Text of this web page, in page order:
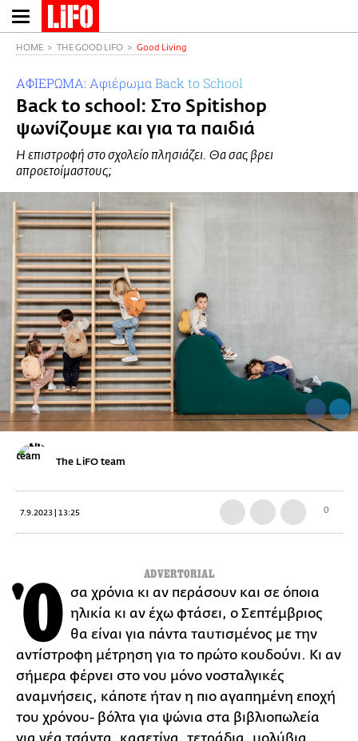
Παράκαμψη
προς
περιεχόμενο
HOME THE GOOD LIFO Good Living
ΑΦΙΕΡΩΜΑ: Αφιέρωμα Back to School
Back to school: Στο Spitishop
ψωνίζουμε και για τα παιδιά
Η επιστροφή στο σχολείο πλησιάζει. Θα σας βρει
απροετοίμαστους;
The LiFO team
7.9.2023 | 13:25 0
ADVERTORIAL
Ό σα χρόνια κι αν περάσουν και σε όποια
ηλικία κι αν έχω φτάσει, ο Σεπτέμβριος
θα είναι για πάντα ταυτισμένος με την
αντίστροφη μέτρηση για το πρώτο κουδούνι. Κι αν
σήμερα φέρνει στο νου μόνο νοσταλγικές
αναμνήσεις, κάποτε ήταν η πιο αγαπημένη εποχή
του χρόνου- βόλτα για ψώνια στα βιβλιοπωλεία
για νέα τσάντα, κασετίνα, τετράδια, μολύβια,